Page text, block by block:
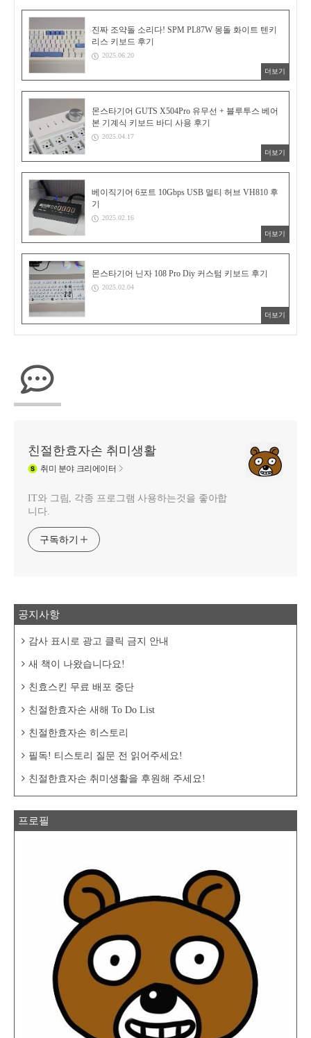
진짜 조약돌 소리다! SPM PL87W 몽돌 화이트 텐키
리스 키보드 후기
2025.06.20
더보기
몬스타기어 GUTS X504Pro 유무선 + 블루투스 베어
본 기계식 키보드 바디 사용 후기
2025.04.17
더보기
베이직기어 6포트 10Gbps USB 멀티 허브 VH810 후
기
2025.02.16
더보기
몬스타기어 닌자 108 Pro Diy 커스텀 키보드 후기
2025.02.04
더보기
친절한효자손 취미생활
취미 분야 크리에이터
IT와 그림, 각종 프로그램 사용하는것을 좋아합
니다.
구독하기
공지사항
감사 표시로 광고 클릭 금지 안내
새 책이 나왔습니다요!
친효스킨 무료 배포 중단
친절한효자손 새해 To Do List
친절한효자손 히스토리
필독! 티스토리 질문 전 읽어주세요!
친절한효자손 취미생활을 후원해 주세요!
프로필